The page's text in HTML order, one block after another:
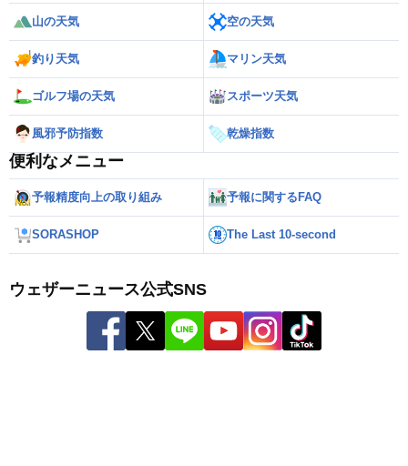
山の天気 空の天気
釣り天気 マリン天気
ゴルフ場の天気 スポーツ天気
風邪予防指数 乾燥指数
便利なメニュー
予報精度向上の取り組み 予報に関するFAQ
SORASHOP The Last 10-second
ウェザーニュース公式SNS